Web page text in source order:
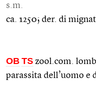
s.m.
ca. 1250; der. di
OB TS zool.com.
parassita dell’uomo e